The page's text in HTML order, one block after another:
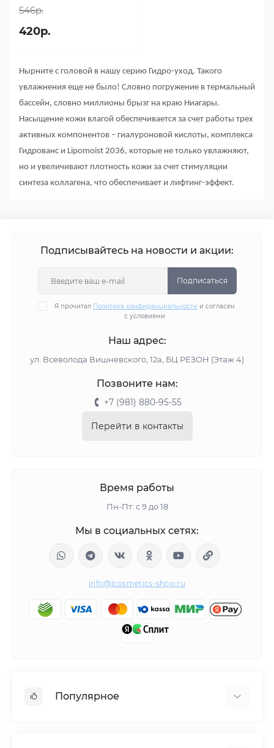
546р.
420р.
Нырните с головой в нашу серию Гидро-уход. Такого
увлажнения еще не было! Словно погружение в термальный
бассейн, словно миллионы брызг на краю Ниагары.
Насыщение кожи влагой обеспечивается за счет работы трех
активных компонентов – гиалуроновой кислоты, комплекса
Гидрованс и Lipomoist 2036, которые не только увлажняют,
но и увеличивают плотность кожи за счет стимуляции
синтеза коллагена, что обеспечивает и лифтинг-эффект.
Подписывайтесь на новости и акции:
Подписаться
Я прочитал Политика конфиденциальности и согласен
с условиями
Наш адрес:
ул. Всеволода Вишневского, 12а, БЦ РЕЗОН (Этаж 4)
Позвоните нам:
+7 (981) 880-95-55
Перейти в контакты
Время работы
Пн-Пт: с 9 до 18
Мы в социальных сетях:
info@lcosmetics-shop.ru
Популярное